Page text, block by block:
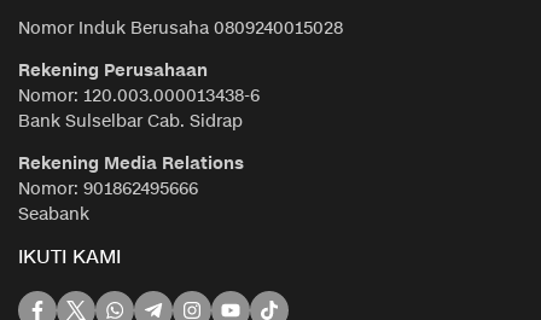
Nomor Induk Berusaha 0809240015028
Rekening Perusahaan
Nomor: 120.003.000013438-6
Bank Sulselbar Cab. Sidrap
Rekening Media Relations
Nomor: 901862495666
Seabank
IKUTI KAMI